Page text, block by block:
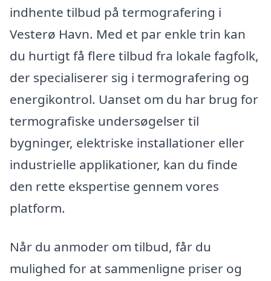
indhente tilbud på termografering i
Vesterø Havn. Med et par enkle trin kan
du hurtigt få flere tilbud fra lokale fagfolk,
der specialiserer sig i termografering og
energikontrol. Uanset om du har brug for
termografiske undersøgelser til
bygninger, elektriske installationer eller
industrielle applikationer, kan du finde
den rette ekspertise gennem vores
platform.
Når du anmoder om tilbud, får du
mulighed for at sammenligne priser og